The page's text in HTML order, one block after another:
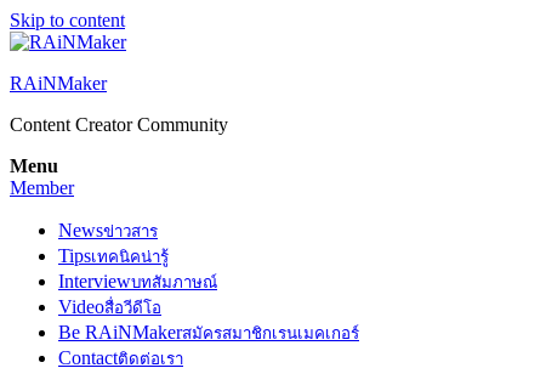
Skip to content
RAiNMaker
Content Creator Community
Menu
Member
Newsข่าวสาร
Tipsเทคนิคน่ารู้
Interviewบทสัมภาษณ์
Videoสื่อวีดีโอ
Be RAiNMakerสมัครสมาชิกเรนเมคเกอร์
Contactติดต่อเรา